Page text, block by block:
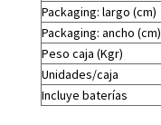
Packaging: largo (cm)
Packaging: ancho (cm)
Peso caja (Kgr)
Unidades/caja
Incluye baterías